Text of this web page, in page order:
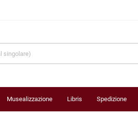
Musealizzazione Libris Spedizione